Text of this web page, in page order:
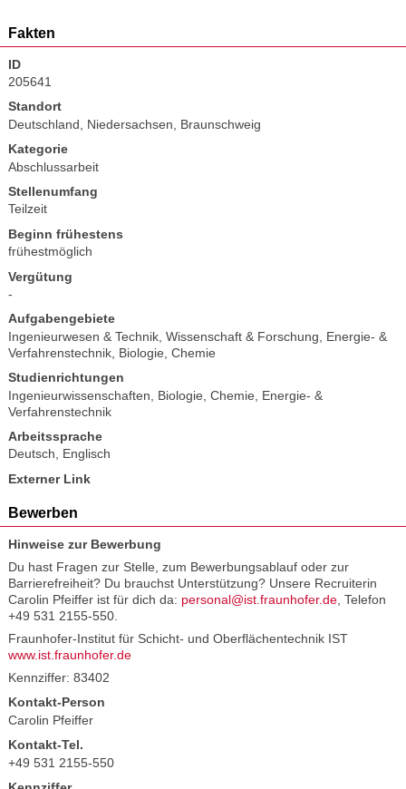
Fakten
ID
205641
Standort
Deutschland, Niedersachsen, Braunschweig
Kategorie
Abschlussarbeit
Stellenumfang
Teilzeit
Beginn frühestens
frühestmöglich
Vergütung
-
Aufgabengebiete
Ingenieurwesen & Technik Wissenschaft & Forschung
Energie- &
Verfahrenstechnik Biologie Chemie
Studienrichtungen
Ingenieurwissenschaften
Biologie Chemie
Energie- &
Verfahrenstechnik
Arbeitssprache
Deutsch, Englisch
Externer Link
Bewerben
Hinweise zur Bewerbung
Du hast Fragen zur Stelle, zum Bewerbungsablauf oder zur
Barrierefreiheit? Du brauchst Unterstützung? Unsere Recruiterin
Carolin Pfeiffer ist für dich da: personal@ist.fraunhofer.de , Telefon
+49 531 2155-550.
Fraunhofer-Institut für Schicht- und Oberflächentechnik IST
www.ist.fraunhofer.de
Kennziffer: 83402
Kontakt-Person
Carolin Pfeiffer
Kontakt-Tel.
+49 531 2155-550